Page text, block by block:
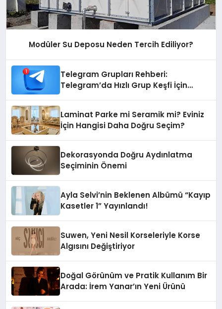
Modüler Su Deposu Neden Tercih Ediliyor?
Telegram Grupları Rehberi:
Telegram’da Hızlı Grup Keşfi İçin
Laminat Parke mi Seramik mi? Eviniz
İçin Hangisi Daha Doğru Seçim?
Dekorasyonda Doğru Aydınlatma
Seçiminin Önemi
Ayla Selvi’nin Beklenen Albümü “Kayıp
Kasetler 1” Yayınlandı!
Suwen, Yeni Nesil Korseleriyle Korse
Algısını Değiştiriyor
Doğal Görünüm ve Pratik Kullanım Bir
Arada: İrem Yanar’ın Yeni Ürünü